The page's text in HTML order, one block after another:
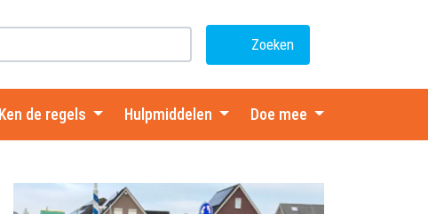
Zoeken
Ken de regels Hulpmiddelen Doe mee